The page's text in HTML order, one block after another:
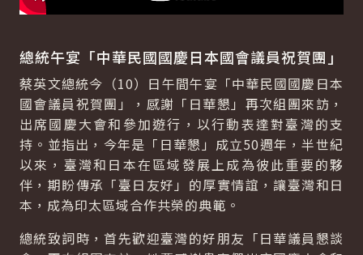
總統午宴「中華民國國慶日本國會議員祝賀團」
蔡英文總統今（10）日午間午宴「中華民國國慶日本
國會議員祝賀團」，感謝「日華懇」再次組團來訪，
出席國慶大會和參加遊行，以行動表達對臺灣的支
持。並指出，今年是「日華懇」成立50週年，半世紀
以來，臺灣和日本在區域發展上成為彼此重要的夥
伴，期盼傳承「臺日友好」的厚實情誼，讓臺灣和日
本，成為印太區域合作共榮的典範。
總統致詞時，首先歡迎臺灣的好朋友「日華議員懇談